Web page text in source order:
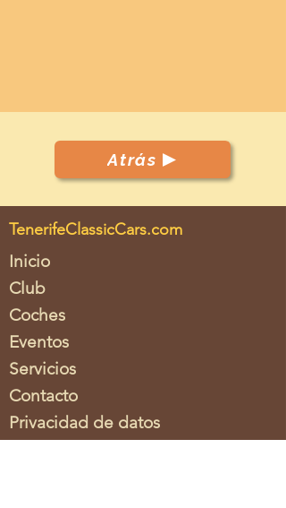
Atrás
TenerifeClassicCars.com
Inicio
Club
Coches
Eventos
Servicios
Contacto
Privacidad de datos